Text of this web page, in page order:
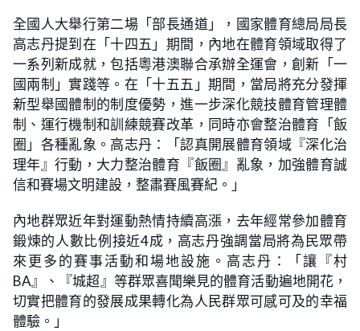
%
全國人大舉行第二場「部長通道」，國家體育總局局長
高志丹提到在「十四五」期間，內地在體育領域取得了
一系列新成就，包括粵港澳聯合承辦全運會，創新「一
國兩制」實踐等。在「十五五」期間，當局將充分發揮
新型舉國體制的制度優勢，進一步深化競技體育管理體
制、運行機制和訓練競賽改革，同時亦會整治體育「飯
圈」各種亂象。高志丹：「認真開展體育領域『深化治
理年』行動，大力整治體育『飯圈』亂象，加強體育誠
信和賽場文明建設，整肅賽風賽紀。」
內地群眾近年對運動熱情持續高漲，去年經常參加體育
鍛煉的人數比例接近4成，高志丹強調當局將為民眾帶
來更多的賽事活動和場地設施。高志丹：「讓『村
BA』、『城超』等群眾喜聞樂見的體育活動遍地開花，
切實把體育的發展成果轉化為人民群眾可感可及的幸福
體驗。」